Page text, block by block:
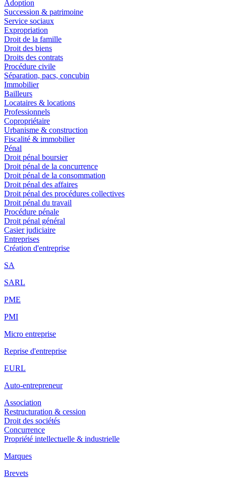
Adoption
Succession & patrimoine
Service sociaux
Expropriation
Droit de la famille
Droit des biens
Droits des contrats
Procédure civile
Séparation, pacs, concubin
Immobilier
Bailleurs
Locataires & locations
Professionnels
Copropriétaire
Urbanisme & construction
Fiscalité & immobilier
Pénal
Droit pénal boursier
Droit pénal de la concurrence
Droit pénal de la consommation
Droit pénal des affaires
Droit pénal des procédures collectives
Droit pénal du travail
Procédure pénale
Droit pénal général
Casier judiciaire
Entreprises
Création d'entreprise
SA
SARL
PME
PMI
Micro entreprise
Reprise d'entreprise
EURL
Auto-entrepreneur
Association
Restructuration & cession
Droit des sociétés
Concurrence
Propriété intellectuelle & industrielle
Marques
Brevets